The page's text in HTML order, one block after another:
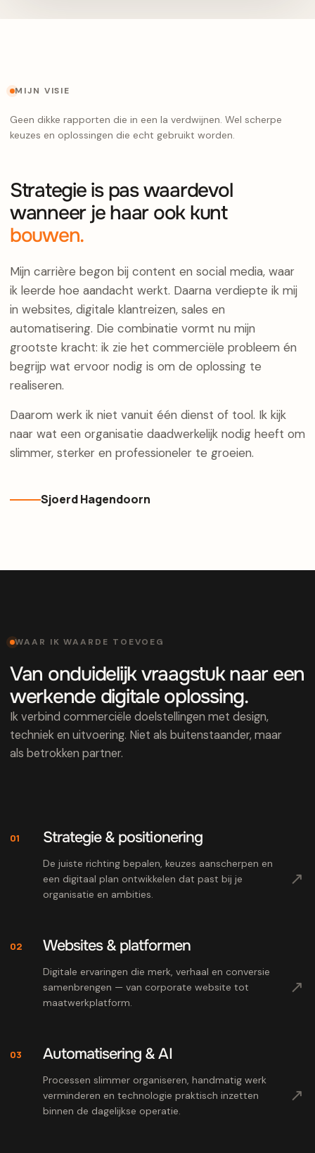
MIJN VISIE
Geen dikke rapporten die in een la verdwijnen. Wel scherpe
keuzes en oplossingen die echt gebruikt worden.
Strategie is pas waardevol
wanneer je haar ook kunt
bouwen.
Mijn carrière begon bij content en social media, waar
ik leerde hoe aandacht werkt. Daarna verdiepte ik mij
in websites, digitale klantreizen, sales en
automatisering. Die combinatie vormt nu mijn
grootste kracht: ik zie het commerciële probleem én
begrijp wat ervoor nodig is om de oplossing te
realiseren.
Daarom werk ik niet vanuit één dienst of tool. Ik kijk
naar wat een organisatie daadwerkelijk nodig heeft om
slimmer, sterker en professioneler te groeien.
Sjoerd Hagendoorn
WAAR IK WAARDE TOEVOEG
Van onduidelijk vraagstuk naar een
werkende digitale oplossing.
Ik verbind commerciële doelstellingen met design,
techniek en uitvoering. Niet als buitenstaander, maar
als betrokken partner.
01 Strategie & positionering
De juiste richting bepalen, keuzes aanscherpen en
een digitaal plan ontwikkelen dat past bij je
organisatie en ambities.
↗
02 Websites & platformen
Digitale ervaringen die merk, verhaal en conversie
samenbrengen — van corporate website tot
maatwerkplatform.
↗
03 Automatisering & AI
Processen slimmer organiseren, handmatig werk
verminderen en technologie praktisch inzetten
binnen de dagelijkse operatie.
↗